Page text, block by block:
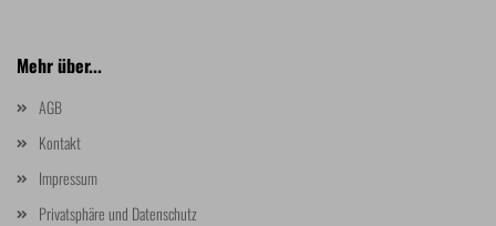
Mehr über...
AGB
Kontakt
Impressum
Privatsphäre und Datenschutz